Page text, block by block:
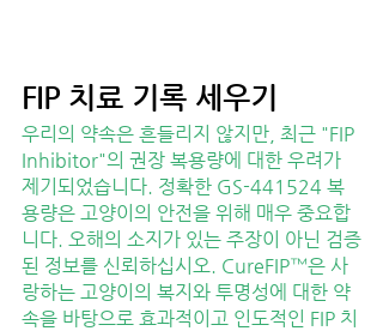
FIP 치료 기록 세우기
우리의 약속은 흔들리지 않지만, 최근 "FIP
Inhibitor"의 권장 복용량에 대한 우려가
제기되었습니다. 정확한 GS-441524 복
용량은 고양이의 안전을 위해 매우 중요합
니다. 오해의 소지가 있는 주장이 아닌 검증
된 정보를 신뢰하십시오. CureFIP™은 사
랑하는 고양이의 복지와 투명성에 대한 약
속을 바탕으로 효과적이고 인도적인 FIP 치